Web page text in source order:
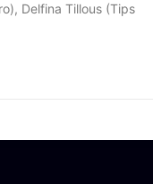
Delfina Tillous (Tips